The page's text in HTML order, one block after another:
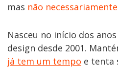
mas não
Nasceu no início dos
design desde 2001.
já tem um tempo e tenta